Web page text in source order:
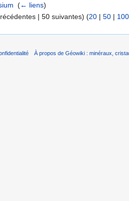
‎(← liens)
| 50 suivantes) (20 | 50 | 100
À propos de Géowiki : minéraux,